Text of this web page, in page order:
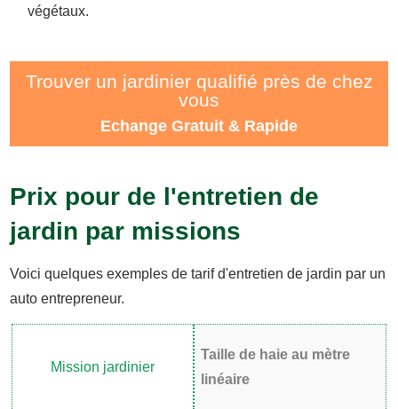
végétaux.
Trouver un jardinier qualifié près de chez
vous
Echange Gratuit & Rapide
Prix pour de l'entretien de
jardin par missions
Voici quelques exemples de tarif d'entretien de jardin par un
auto entrepreneur.
Taille de haie au mètre
linéaire